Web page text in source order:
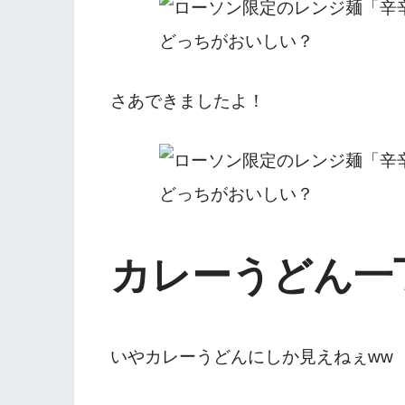
さあできましたよ！
カレーうどん
いやカレーうどんにしか見えねぇww